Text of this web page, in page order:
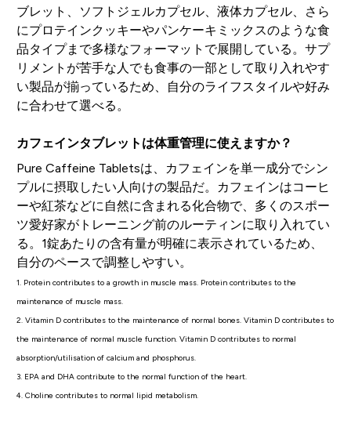
ブレット、ソフトジェルカプセル、液体カプセル、さら
にプロテインクッキーやパンケーキミックスのような食
品タイプまで多様なフォーマットで展開している。サプ
リメントが苦手な人でも食事の一部として取り入れやす
い製品が揃っているため、自分のライフスタイルや好み
に合わせて選べる。
カフェインタブレットは体重管理に使えますか？
Pure Caffeine Tabletsは、カフェインを単一成分でシン
プルに摂取したい人向けの製品だ。カフェインはコーヒ
ーや紅茶などに自然に含まれる化合物で、多くのスポー
ツ愛好家がトレーニング前のルーティンに取り入れてい
る。1錠あたりの含有量が明確に表示されているため、
自分のペースで調整しやすい。
1. Protein contributes to a growth in muscle mass. Protein contributes to the
maintenance of muscle mass.
2. Vitamin D contributes to the maintenance of normal bones. Vitamin D contributes to
the maintenance of normal muscle function. Vitamin D contributes to normal
absorption/utilisation of calcium and phosphorus.
3. EPA and DHA contribute to the normal function of the heart.
4. Choline contributes to normal lipid metabolism.